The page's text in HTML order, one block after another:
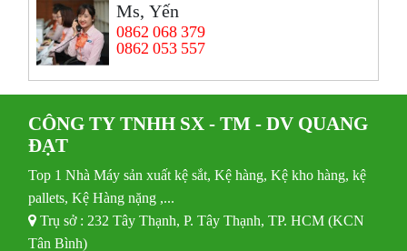
Ms, Yến
0862 068 379
0862 053 557
CÔNG TY TNHH SX - TM - DV QUANG
ĐẠT
Top 1 Nhà Máy sản xuất kệ sắt, Kệ hàng, Kệ kho hàng, kệ
pallets, Kệ Hàng nặng ,...
Trụ sở : 232 Tây Thạnh, P. Tây Thạnh, TP. HCM (KCN
Tân Bình)